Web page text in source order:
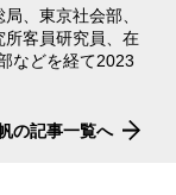
、東京社会部、
所客員研究員、在
などを経て2023
の記事一覧へ